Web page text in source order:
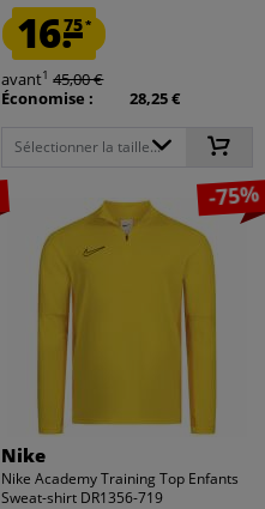
16.75*
avant1 45,00 €
Économise :
28,25 €
Sélectionner la taille...
-75%
Nike
Nike Academy Training Top Enfants
Sweat-shirt DR1356-719